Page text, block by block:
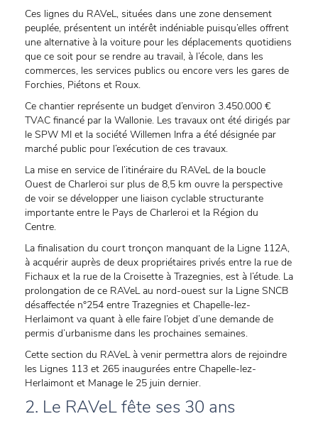
Ces lignes du RAVeL, situées dans une zone densement
peuplée, présentent un intérêt indéniable puisqu’elles offrent
une alternative à la voiture pour les déplacements quotidiens
que ce soit pour se rendre au travail, à l’école, dans les
commerces, les services publics ou encore vers les gares de
Forchies, Piétons et Roux.
Ce chantier représente un budget d’environ 3.450.000 €
TVAC financé par la Wallonie. Les travaux ont été dirigés par
le SPW MI et la société Willemen Infra a été désignée par
marché public pour l’exécution de ces travaux.
La mise en service de l’itinéraire du RAVeL de la boucle
Ouest de Charleroi sur plus de 8,5 km ouvre la perspective
de voir se développer une liaison cyclable structurante
importante entre le Pays de Charleroi et la Région du
Centre.
La finalisation du court tronçon manquant de la Ligne 112A,
à acquérir auprès de deux propriétaires privés entre la rue de
Fichaux et la rue de la Croisette à Trazegnies, est à l’étude. La
prolongation de ce RAVeL au nord-ouest sur la Ligne SNCB
désaffectée n°254 entre Trazegnies et Chapelle-lez-
Herlaimont va quant à elle faire l’objet d’une demande de
permis d’urbanisme dans les prochaines semaines.
Cette section du RAVeL à venir permettra alors de rejoindre
les Lignes 113 et 265 inaugurées entre Chapelle-lez-
Herlaimont et Manage le 25 juin dernier.
2. Le RAVeL fête ses 30 ans